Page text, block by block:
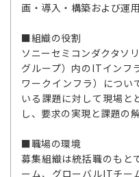
画・導入・構築および運
■組織の役割
ソニーセミコンダクタソ
グループ）内のITインフ
ワークインフラ）につい
いる課題に対して現場と
し、要求の実現と課題の
■職場の環境
募集組織は統括職のもと
ーム、グローバルITチー